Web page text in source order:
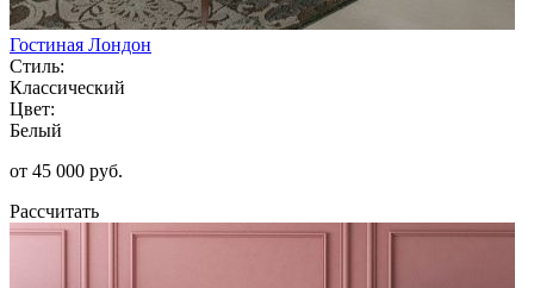
Гостиная Лондон
Стиль:
Классический
Цвет:
Белый
от 45 000 руб.
Рассчитать